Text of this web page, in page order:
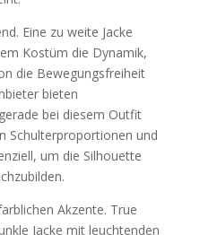
Eine zu weite Jacke
Kostüm die Dynamik,
die Bewegungsfreiheit
bieten
bei diesem Outfit
Schulterproportionen und
um die Silhouette
Akzente. True
Jacke mit leuchtenden